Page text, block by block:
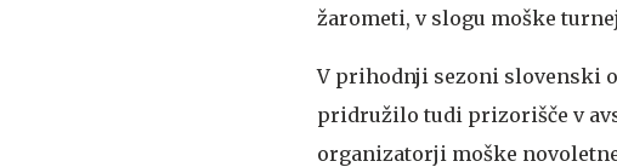
žarometi, v slogu moške
V prihodnji sezoni slovenski
pridružilo tudi prizorišče v
organizatorji moške